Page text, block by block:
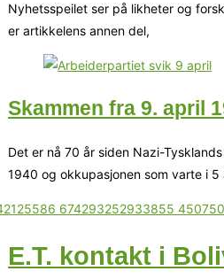
Nyhetsspeilet ser på likheter og
er artikkelens annen del,
Skammen fra 9. april
Det er nå 70 år siden Nazi-
1940 og okkupasjonen som varte i 5
E.T. kontakt i